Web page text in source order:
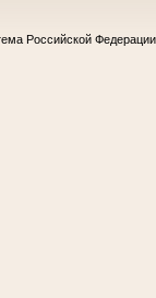
Российской